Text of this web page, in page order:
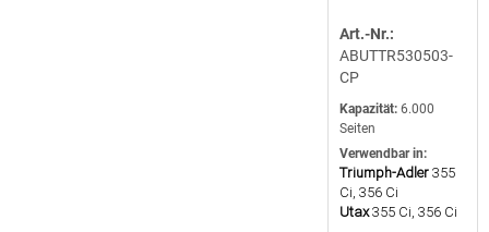
Art.-Nr.:
ABUTTR530503-
CP
Kapazität: 6.000
Seiten
Verwendbar in:
Triumph-Adler 355
Ci, 356 Ci
Utax355 Ci, 356 Ci